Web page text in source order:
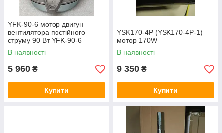
YFK-90-6 мотор двигун
вентилятора постійного
струму 90 Вт YFK-90-6
В наявності
5 960 ₴
Купити
YSK170-4P (YSK170-4P-1)
мотор 170W
В наявності
9 350 ₴
Купити